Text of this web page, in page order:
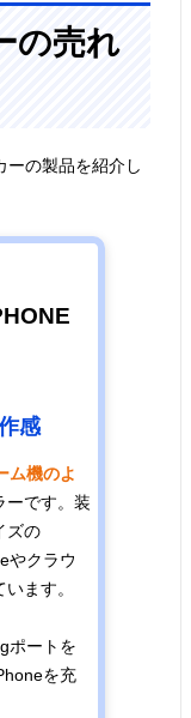
の売れ
ーの製品を紹介し
感
ム機のよ
ーです。装
ズの
やクラウ
ます。
ポートを
を充